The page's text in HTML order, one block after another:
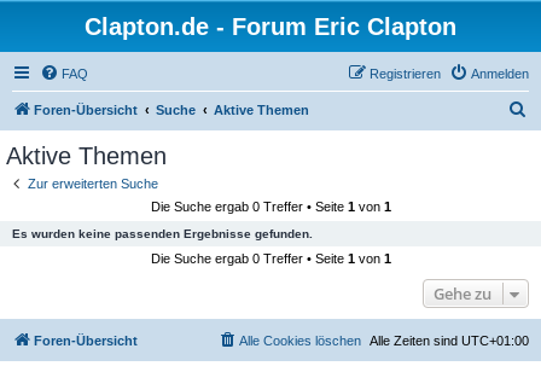
Clapton.de - Forum Eric Clapton
FAQ Anmelden
Registrieren
Foren-Übersicht Suche Aktive Themen
Aktive Themen
Zur erweiterten Suche
Die Suche ergab 0 Treffer • Seite 1von 1
Es wurden keine passenden Ergebnisse gefunden.
Die Suche ergab 0 Treffer • Seite 1von 1
Gehe zu
Foren-Übersicht Alle Zeiten sind UTC+01:00
Alle Cookies löschen